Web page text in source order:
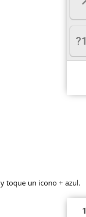
y toque un icono + azul.